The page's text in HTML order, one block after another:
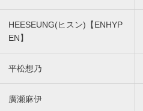
HEESEUNG(ヒスン)【ENHYP
EN】
平松想乃
廣瀬麻伊